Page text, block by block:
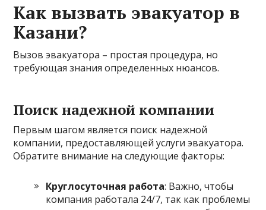
Как вызвать эвакуатор в
Казани?
Вызов эвакуатора – простая процедура, но
требующая знания определенных нюансов.
Поиск надежной компании
Первым шагом является поиск надежной
компании, предоставляющей услуги эвакуатора.
Обратите внимание на следующие факторы:
Круглосуточная работа: Важно, чтобы
компания работала 24/7, так как проблемы